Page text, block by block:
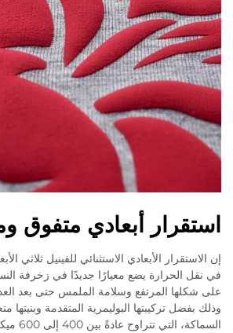
استقرار أبعادي متفوق
إن الاستقرار الأبعادي الاستثنائي للفينيل ثلاثي
في نقل الحرارة يضع معيارًا جديدًا في زخرفة
على شكلها المرتفع وسلامة الملمس حتى بعد
وذلك بفضل تركيبتها البوليمرية المتقدمة وبنيتها